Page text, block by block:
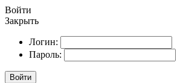
Войти
Закрыть
Логин:
Пароль:
Войти